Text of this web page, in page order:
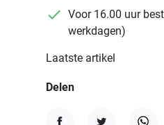
checkmark
Voor 16.00 uur
werkdagen)
Laatste artikel
Delen